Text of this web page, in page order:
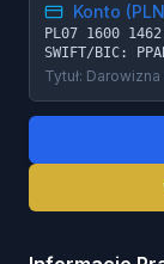
Konto
PL07 1600
SWIFT/BIC:
Tytuł: